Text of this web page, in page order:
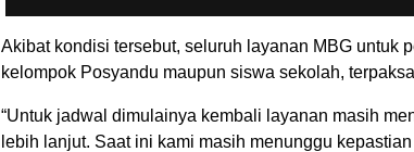
Akibat kondisi tersebut, seluruh layanan MBG untuk
kelompok Posyandu maupun siswa sekolah,
“Untuk jadwal dimulainya kembali layanan masih
lebih lanjut. Saat ini kami masih menunggu